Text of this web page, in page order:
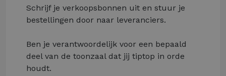
Schrijf je verkoopsbonnen uit en stuur je
bestellingen door naar leveranciers.
Ben je verantwoordelijk voor een bepaald
deel van de toonzaal dat jij tiptop in orde
houdt.